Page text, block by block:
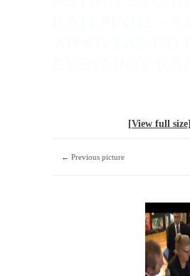
[View full size]
← Previous picture